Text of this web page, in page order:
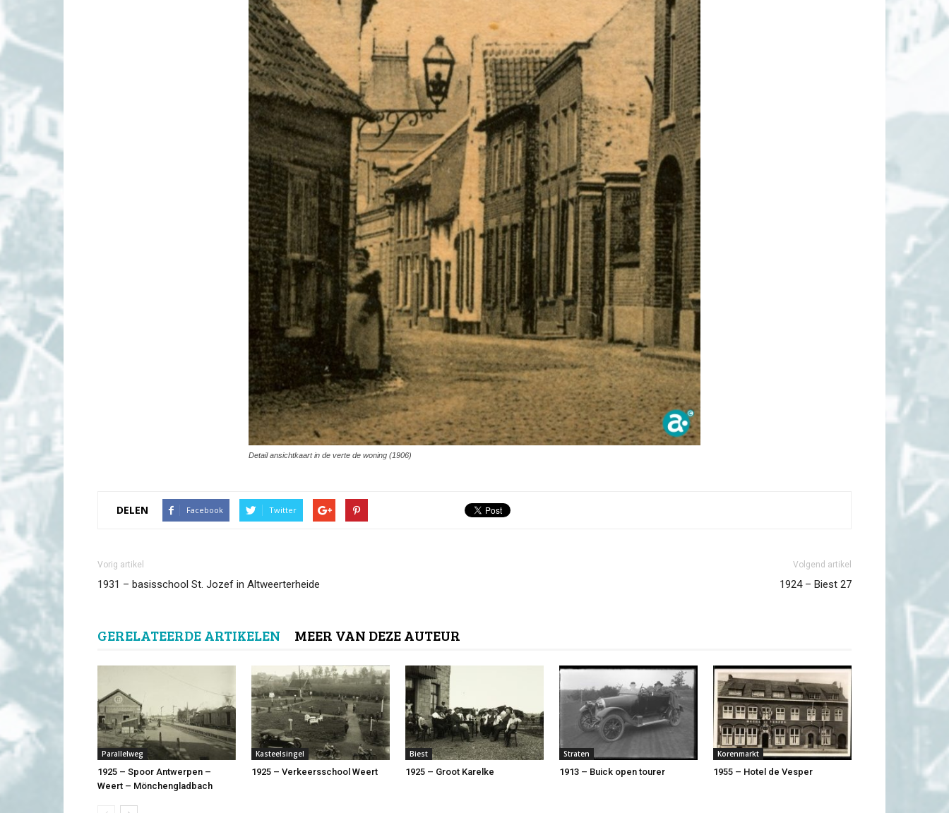
Detail ansichtkaart in de verte de woning (1906)
DELEN Facebook Twitter
Vorig artikel
1931 – basisschool St. Jozef in Altweerterheide
Volgend artikel
1924 – Biest 27
GERELATEERDE ARTIKELEN MEER VAN DEZE AUTEUR
Parallelweg
1925 – Spoor Antwerpen –
Weert – Mönchengladbach
Kasteelsingel
1925 – Verkeersschool Weert
Biest
1925 – Groot Karelke
Straten
1913 – Buick open tourer
Korenmarkt
1955 – Hotel de Vesper